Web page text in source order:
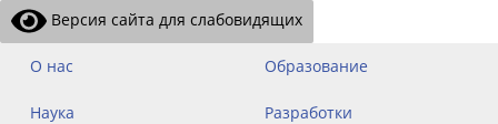
Версия сайта для слабовидящих
О нас Образование
Наука Разработки